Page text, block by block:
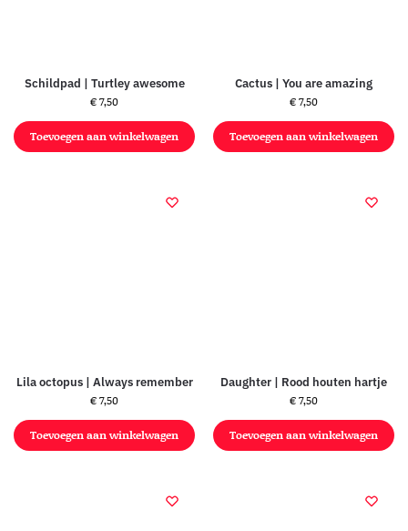
Schildpad | Turtley awesome
€7,50
Toevoegen aan winkelwagen
Cactus | You are amazing
€7,50
Toevoegen aan winkelwagen
Lila octopus | Always remember
€7,50
Toevoegen aan winkelwagen
Daughter | Rood houten hartje
€7,50
Toevoegen aan winkelwagen